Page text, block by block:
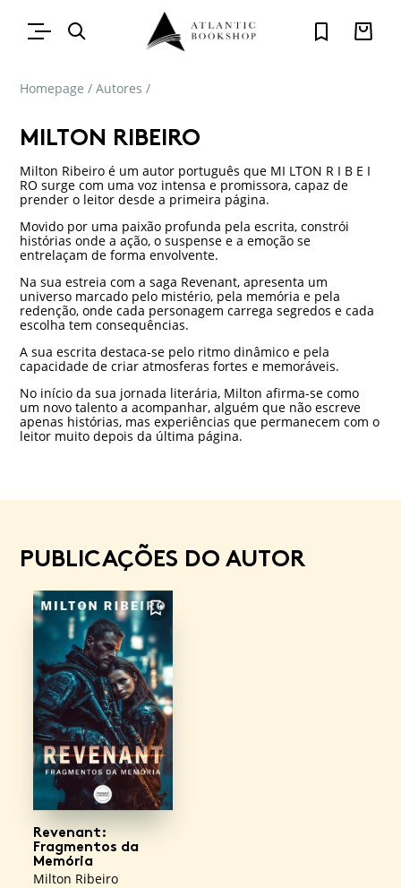
Homepage / Autores /
MILTON RIBEIRO
Milton Ribeiro é um autor português que MI LTON R I B E I
RO surge com uma voz intensa e promissora, capaz de
prender o leitor desde a primeira página.
Movido por uma paixão profunda pela escrita, constrói
histórias onde a ação, o suspense e a emoção se
entrelaçam de forma envolvente.
Na sua estreia com a saga Revenant, apresenta um
universo marcado pelo mistério, pela memória e pela
redenção, onde cada personagem carrega segredos e cada
escolha tem consequências.
A sua escrita destaca-se pelo ritmo dinâmico e pela
capacidade de criar atmosferas fortes e memoráveis.
No início da sua jornada literária, Milton afirma-se como
um novo talento a acompanhar, alguém que não escreve
apenas histórias, mas experiências que permanecem com o
leitor muito depois da última página.
PUBLICAÇÕES DO AUTOR
FAVORITO
Revenant:
Fragmentos da
Memória
Milton Ribeiro